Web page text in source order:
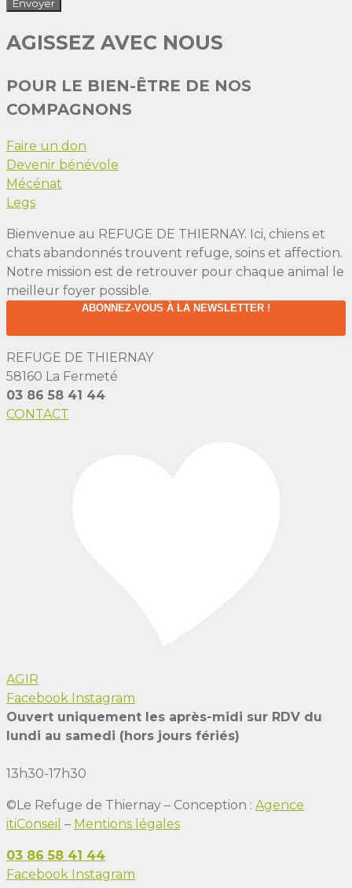
AGISSEZ AVEC NOUS
POUR LE BIEN-ÊTRE DE NOS
COMPAGNONS
Faire un don
Devenir bénévole
Mécénat
Legs
Bienvenue au REFUGE DE THIERNAY. Ici, chiens et
chats abandonnés trouvent refuge, soins et affection.
Notre mission est de retrouver pour chaque animal le
meilleur foyer possible.
ABONNEZ-VOUS À LA NEWSLETTER !
REFUGE DE THIERNAY
58160 La Fermeté
03 86 58 41 44
CONTACT
AGIR
Facebook Instagram
Ouvert uniquement les après-midi sur RDV du
lundi au samedi (hors jours fériés)
13h30-17h30
©Le Refuge de Thiernay – Conception : Agence
itiConseil – Mentions légales
03 86 58 41 44
Facebook Instagram